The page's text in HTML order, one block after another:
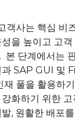
객사는 핵심 비
성을 높이고 고
본 단계에서는
과 SAP GUI 및
재 풀을 활용하
강화하기 위한
, 원활한 배포